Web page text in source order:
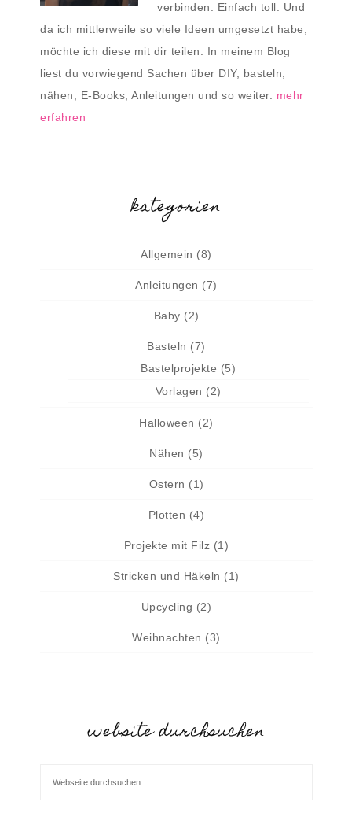
verbinden. Einfach toll. Und
da ich mittlerweile so viele Ideen umgesetzt habe,
möchte ich diese mit dir teilen. In meinem Blog
liest du vorwiegend Sachen über DIY, basteln,
nähen, E-Books, Anleitungen und so weiter. mehr
erfahren
kategorien
Allgemein (8)
Anleitungen (7)
Baby (2)
Basteln (7)
Bastelprojekte (5)
Vorlagen (2)
Halloween (2)
Nähen (5)
Ostern (1)
Plotten (4)
Projekte mit Filz (1)
Stricken und Häkeln (1)
Upcycling (2)
Weihnachten (3)
website durchsuchen